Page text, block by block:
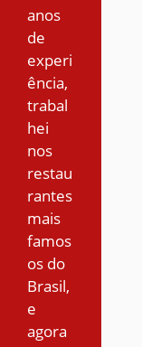
anos
de
experi
ência,
trabal
hei
nos
restau
rantes
mais
famos
os do
Brasil,
e
agora